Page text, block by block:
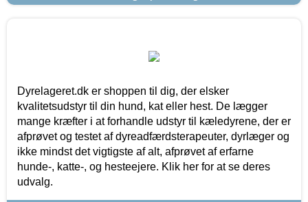
Dyrelageret.dk er shoppen til dig, der elsker
kvalitetsudstyr til din hund, kat eller hest. De lægger
mange kræfter i at forhandle udstyr til kæledyrene, der er
afprøvet og testet af dyreadfærdsterapeuter, dyrlæger og
ikke mindst det vigtigste af alt, afprøvet af erfarne
hunde-, katte-, og hesteejere. Klik her for at se deres
udvalg.